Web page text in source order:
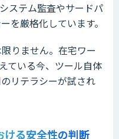
ステム監査やサードパ
を厳格化しています。
りません。在宅ワー
ている今、ツール自体
リテラシーが試され
ける安全性の判断